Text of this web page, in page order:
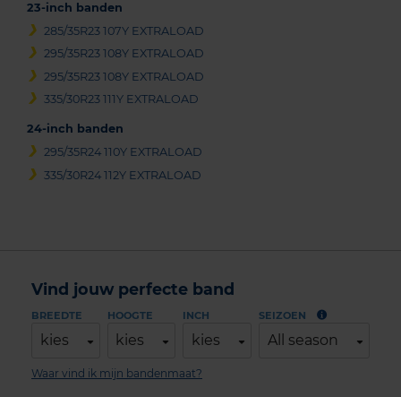
23-inch banden
285/35R23 107Y EXTRALOAD
295/35R23 108Y EXTRALOAD
295/35R23 108Y EXTRALOAD
335/30R23 111Y EXTRALOAD
24-inch banden
295/35R24 110Y EXTRALOAD
335/30R24 112Y EXTRALOAD
Vind jouw perfecte band
BREEDTE
kies
HOOGTE
kies
INCH
kies
SEIZOEN
All season
Waar vind ik mijn bandenmaat?